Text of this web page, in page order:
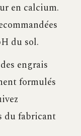
en calcium.
du sol.
engrais
formulés
du fabricant